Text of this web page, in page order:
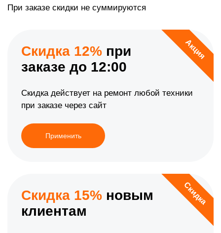
При заказе скидки не суммируются
Акция
Скидка 12% при
заказе до 12:00
Скидка действует на ремонт любой техники
при заказе через сайт
Применить
Скидка
Скидка 15% новым
клиентам